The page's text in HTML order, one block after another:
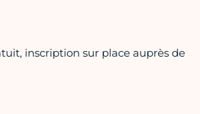
inscription sur place auprès de